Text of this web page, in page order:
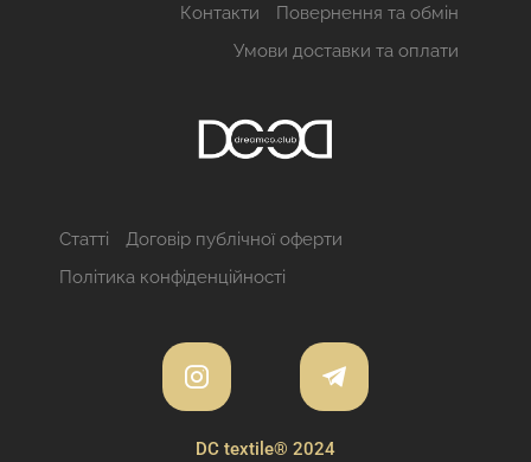
Контакти
Повернення та обмін
Умови доставки та оплати
Статті
Договір публічної оферти
Політика конфіденційності
DC textile® 2024